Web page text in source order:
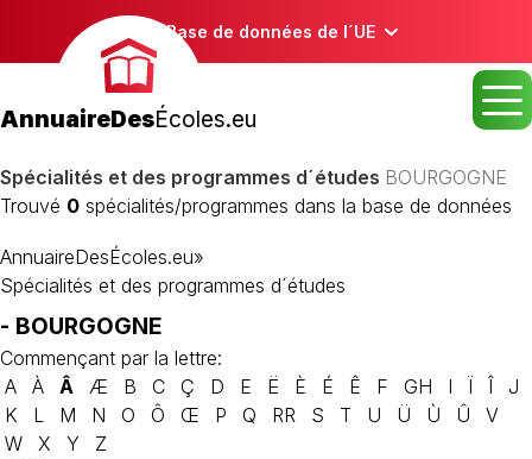
Base de données de l´UE
AnnuaireDesÉcoles.eu
Spécialités et des programmes d´études BOURGOGNE
Trouvé 0 spécialités/programmes dans la base de données
AnnuaireDesÉcoles.eu»
Spécialités et des programmes d´études
- BOURGOGNE
Commençant par la lettre:
A
À Â Æ B C Ç D E Ë È É Ê F GH I Ï Î
J
K
L M N O Ô Œ P Q RR S T U Ü Ù Û
V
W
X Y
Z